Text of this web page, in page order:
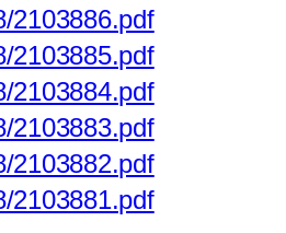
2103886.pdf
2103885.pdf
2103884.pdf
2103883.pdf
2103882.pdf
2103881.pdf